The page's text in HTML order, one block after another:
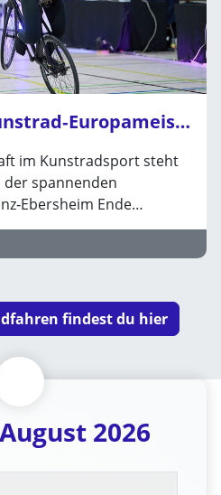
Vorbericht zur Kunstrad‑Europameisterschaft in Amorbach (5.–7. Juni)
im Kunstradsport steht
spannenden
Ende…
findest du hier
August 2026